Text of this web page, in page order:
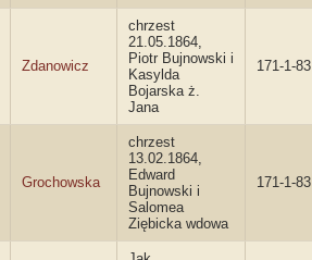
Zdanowicz
chrzest
21.05.1864,
Piotr Bujnowski i
Kasylda
Bojarska ż.
Jana
171-1-83
Grochowska
chrzest
13.02.1864,
Edward
Bujnowski i
Salomea
Ziębicka wdowa
171-1-83